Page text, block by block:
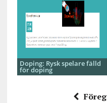
Doping: Rysk spelare fälld
för doping